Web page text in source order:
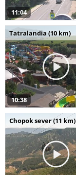
11:04
Tatralandia (10 km)
10:38
Chopok sever (11 km)